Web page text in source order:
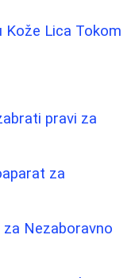
Kože Lica Tokom
pravi za
za
Nezaboravno